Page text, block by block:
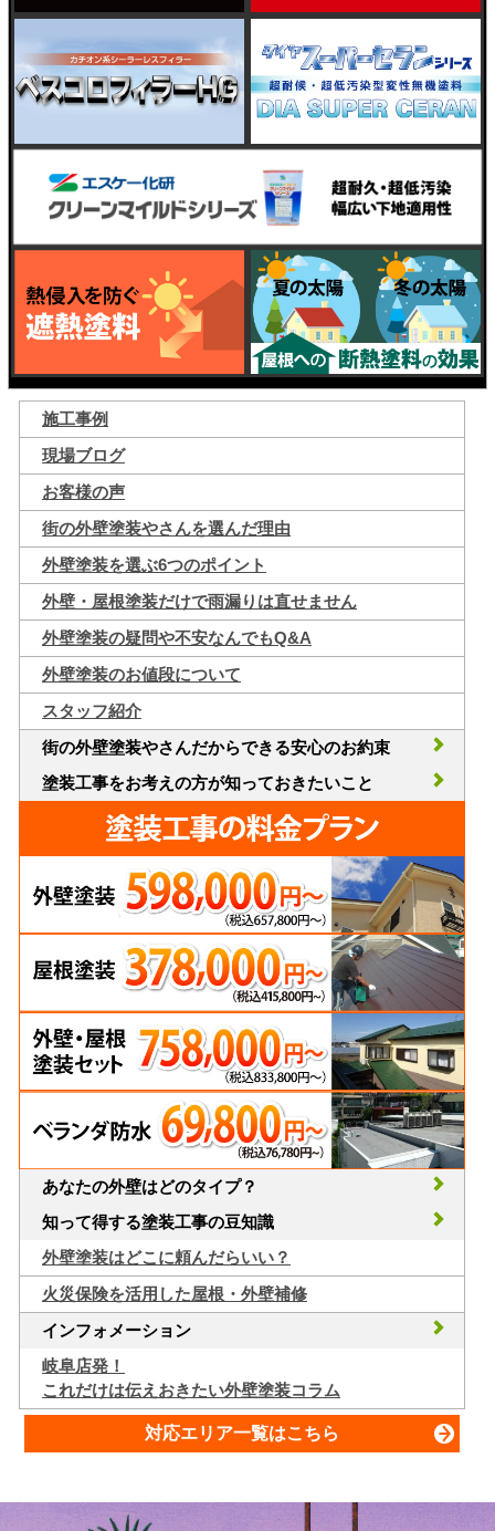
施工事例
現場ブログ
お客様の声
街の外壁塗装やさんを選んだ理由
外壁塗装を選ぶ6つのポイント
外壁・屋根塗装だけで雨漏りは直せません
外壁塗装の疑問や不安なんでもQ&A
外壁塗装のお値段について
スタッフ紹介
街の外壁塗装やさんだからできる安心のお約束
塗装工事をお考えの方が知っておきたいこと
あなたの外壁はどのタイプ？
知って得する塗装工事の豆知識
外壁塗装はどこに頼んだらいい？
火災保険を活用した屋根・外壁補修
インフォメーション
岐阜店発！
これだけは伝えおきたい外壁塗装コラム
対応エリア一覧はこちら